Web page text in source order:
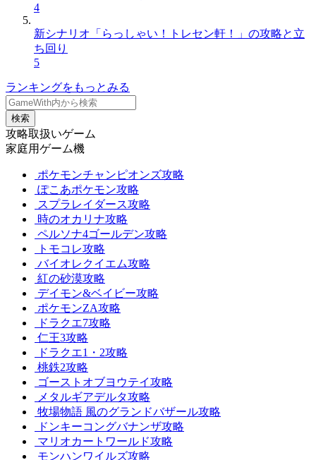
4
新シナリオ「らっしゃい！トレセン軒！」の攻略と立
ち回り
5
ランキングをもっとみる
検索
攻略取扱いゲーム
家庭用ゲーム機
ポケモンチャンピオンズ攻略
ぽこあポケモン攻略
スプラレイダース攻略
時のオカリナ攻略
ペルソナ4ゴールデン攻略
トモコレ攻略
バイオレクイエム攻略
紅の砂漠攻略
デイモン&ベイビー攻略
ポケモンZA攻略
ドラクエ7攻略
仁王3攻略
ドラクエ1・2攻略
桃鉄2攻略
ゴーストオブヨウテイ攻略
メタルギアデルタ攻略
牧場物語 風のグランドバザール攻略
ドンキーコングバナンザ攻略
マリオカートワールド攻略
モンハンワイルズ攻略